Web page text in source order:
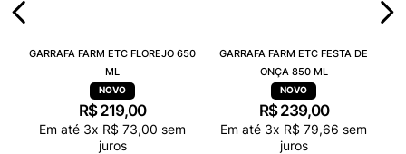
GARRAFA FARM ETC FLOREJO 650
ML
R$ 219,00
Em até 3x R$ 73,00 sem
juros
GARRAFA FARM ETC FESTA DE
ONÇA 850 ML
R$ 239,00
Em até 3x R$ 79,66 sem
juros